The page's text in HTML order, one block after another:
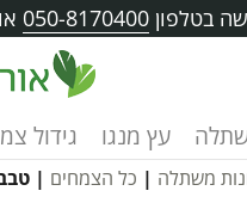
בטלפון 050-8170400
עץ מנגו גידול
משתלה | כל הצמחים |